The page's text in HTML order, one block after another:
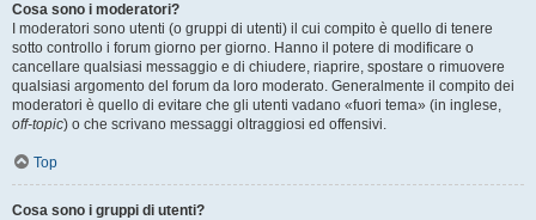
Cosa sono i moderatori?
I moderatori sono utenti (o gruppi di utenti) il cui compito è quello di tenere
sotto controllo i forum giorno per giorno. Hanno il potere di modificare o
cancellare qualsiasi messaggio e di chiudere, riaprire, spostare o rimuovere
qualsiasi argomento del forum da loro moderato. Generalmente il compito dei
moderatori è quello di evitare che gli utenti vadano «fuori tema» (in inglese,
off-topic) o che scrivano messaggi oltraggiosi ed offensivi.
Top
Cosa sono i gruppi di utenti?